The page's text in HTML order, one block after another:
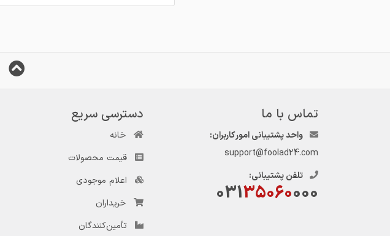
تماس با ما
واحد پشتیبانی امور کاربران:
support@foolad24.com
تلفن پشتیبانی:
03135060000
دسترسی سریع
خانه
قیمت محصولات
اعلام موجودی
خریداران
تأمین‌کنندگان